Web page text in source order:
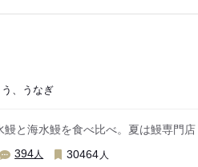
う、うなぎ
と海水鰻を食べ比べ。夏は鰻専門店
394人 30464 人